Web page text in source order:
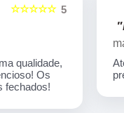
5
☆☆☆☆☆
qualidade,
Os
fechados!